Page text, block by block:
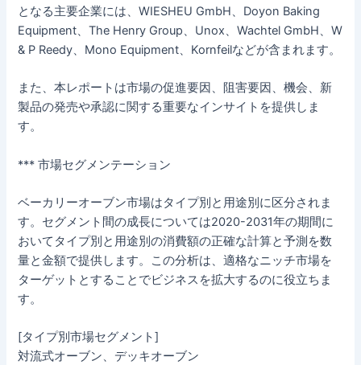
となる主要企業には、WIESHEU GmbH、Doyon Baking
Equipment、The Henry Group、Unox、Wachtel GmbH、W
& P Reedy、Mono Equipment、Kornfeilなどが含まれます。
また、本レポートは市場の促進要因、阻害要因、機会、新
製品の発売や承認に関する重要なインサイトを提供しま
す。
*** 市場セグメンテーション
ベーカリーオーブン市場はタイプ別と用途別に区分されま
す。セグメント間の成長については2020-2031年の期間に
おいてタイプ別と用途別の消費額の正確な計算と予測を数
量と金額で提供します。この分析は、適格なニッチ市場を
ターゲットとすることでビジネスを拡大するのに役立ちま
す。
[タイプ別市場セグメント]
対流式オーブン、デッキオーブン